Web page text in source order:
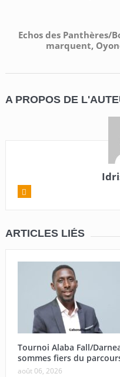
Echos des Panthères/
marquent,
A PROPOS DE
ARTICLES LIÉS
Tournoi Alaba Fall/
sommes fiers du
août 06, 2026